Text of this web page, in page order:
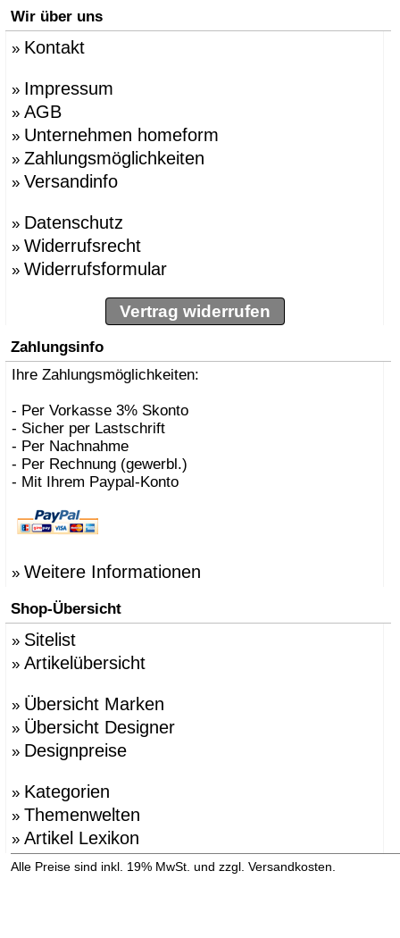
Wir über uns
» Kontakt
» Impressum
» AGB
» Unternehmen homeform
» Zahlungsmöglichkeiten
» Versandinfo
» Datenschutz
» Widerrufsrecht
» Widerrufsformular
Vertrag widerrufen
Zahlungsinfo
Ihre Zahlungsmöglichkeiten:
- Per Vorkasse 3% Skonto
- Sicher per Lastschrift
- Per Nachnahme
- Per Rechnung (gewerbl.)
- Mit Ihrem Paypal-Konto
» Weitere Informationen
Shop-Übersicht
» Sitelist
» Artikelübersicht
» Übersicht Marken
» Übersicht Designer
» Designpreise
» Kategorien
» Themenwelten
» Artikel Lexikon
Alle Preise sind inkl. 19% MwSt. und zzgl. Versandkosten.